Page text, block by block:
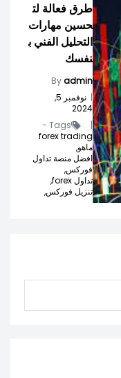
طرق فعالة لت
حسين مهارات
التحليل الفني ب
نفسك
Byadmin
|
نوفمبر 5,
2024
|
Tags -
forex trading
ماهو,
افضل منصة تداول
فوركس,
تداول forex,
تنزيل فوركس,